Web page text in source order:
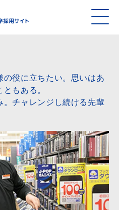
役に立ちたい。思いはあ
もある。
。チャレンジし続ける先輩